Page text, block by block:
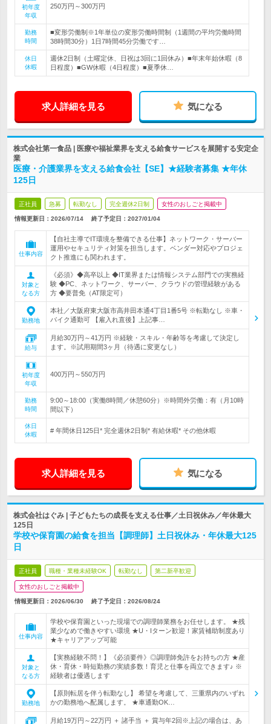
初年度
年収
250万円～300万円
勤務
時間
■変形労働制※1年単位の変形労働時間制（1週間の平均労働時間
38時間30分）1日7時間45分労働です…
休日
休暇
週休2日制（土曜定休、日祝は3回に1回休み）■年末年始休暇（8
日程度）■GW休暇（4日程度）■夏季休…
求人詳細を見る 気になる
株式会社第一食品 | 医療や福祉業界を支える給食サービスを展開する安定企
業
医療・介護業界を支える給食会社【SE】★経験者募集 ★年休
125日
正社員 急募 転勤なし 完全週休2日制 女性のおしごと掲載中
情報更新日：2026/07/14 終了予定日： 2027/01/04
仕事内容
【自社主導でIT環境を整備できる仕事】ネットワーク・サーバー
運用やセキュリティ対策を担当します。ベンダー対応やプロジェ
クト推進にも関われます。
対象と
なる方
《必須》◆高卒以上 ◆IT業界または情報システム部門での実務経
験 ◆PC、ネットワーク、サーバー、クラウドの管理経験がある
方 ◆要普免（AT限定可）
勤務地
本社／大阪府東大阪市高井田本通4丁目1番5号 ※転勤なし ※車・
バイク通勤可 【雇入れ直後】上記事…
給与
月給30万円～41万円 ※経験・スキル・年齢等を考慮して決定し
ます。※試用期間3ヶ月（待遇に変更なし）
初年度
年収
400万円～550万円
勤務
時間
9:00～18:00（実働8時間／休憩60分）※時間外労働：有（月10時
間以下）
休日
休暇
# 年間休日125日* 完全週休2日制* 有給休暇* その他休暇
求人詳細を見る 気になる
株式会社はぐみ | 子どもたちの成長を支える仕事／土日祝休み／年休最大
125日
学校や保育園の給食を担当【調理師】土日祝休み・年休最大125
日
正社員 職種・業種未経験OK 転勤なし 第二新卒歓迎
女性のおしごと掲載中
情報更新日：2026/06/30 終了予定日： 2026/08/24
仕事内容
学校や保育園といった現場での調理師業務をお任せします。 ★残
業少なめで働きやすい環境 ★U・Iターン歓迎！家賃補助制度あり
★キャリアアップ可能
対象と
なる方
【実務経験不問！】《必須要件》◎調理師免許をお持ちの方 ★産
休・育休・時短勤務の実績多数！育児と仕事を両立できます♪ ※
経験者は優遇します
勤務地
【原則転居を伴う転勤なし】 希望を考慮して、三重県内のいずれ
かの勤務地へ配属します。 ★車通勤OK…
月給19万円～22万円 ＋ 諸手当 ＋ 賞与年2回※上記の場合は、あ